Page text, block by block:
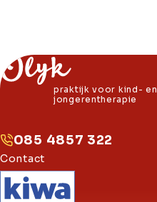
praktijk voor kind- en
jongerentherapie
085 4857 322
Contact